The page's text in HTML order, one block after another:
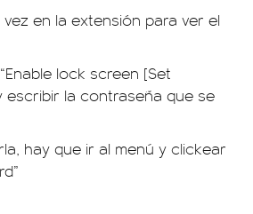
en la extensión para ver el
lock screen [Set
escribir la contraseña que se
hay que ir al menú y clickear